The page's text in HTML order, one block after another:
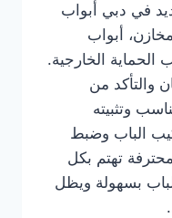
في دبي أبواب
أبواب
الحماية الخارجية.
والتأكد من
وتثبيته
الباب وضبط
تهتم بكل
بسهولة ويظل